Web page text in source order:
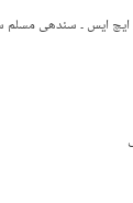
ایس ۔ سندھی مسلم